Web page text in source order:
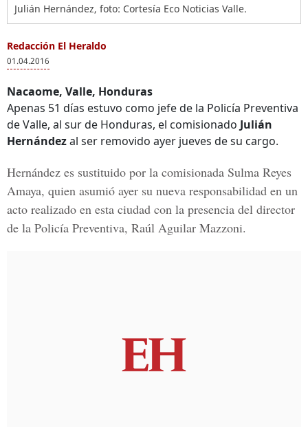
Julián Hernández, foto: Cortesía Eco Noticias Valle.
Redacción El Heraldo
01.04.2016
Nacaome, Valle, Honduras
Apenas 51 días estuvo como jefe de la Policía Preventiva
de Valle, al sur de Honduras, el comisionado Julián
Hernándezal ser removido ayer jueves de su cargo.
Hernández es sustituido por la comisionada Sulma Reyes
Amaya, quien asumió ayer su nueva responsabilidad en un
acto realizado en esta ciudad con la presencia del director
de la Policía Preventiva, Raúl Aguilar Mazzoni.